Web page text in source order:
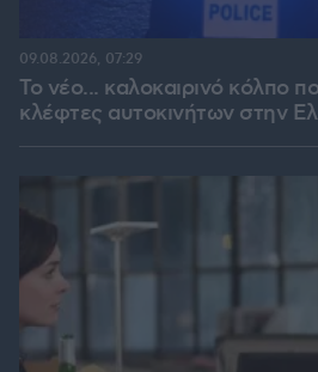
Το νέο... καλοκαιρινό κόλπο
κλέφτες αυτοκινήτων στην
09.08.2026, 07:29